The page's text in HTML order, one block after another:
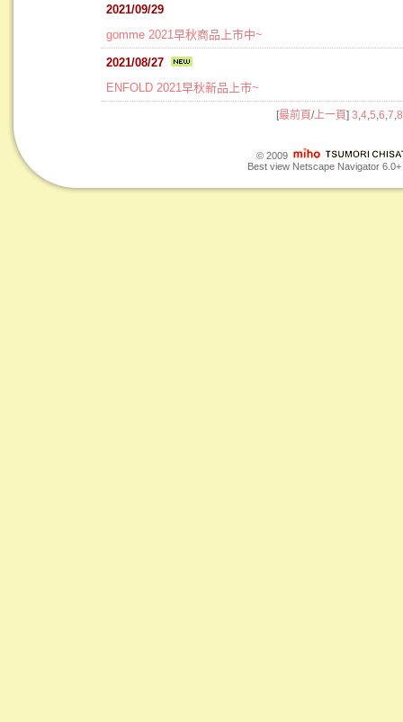
2021/09/29
gomme 2021早秋商品上市中~
2021/08/27
ENFOLD 2021早秋新品上市~
[最前頁/上一頁] 3 4 5 6 7 8
© 2009
Best view Netscape Navigator